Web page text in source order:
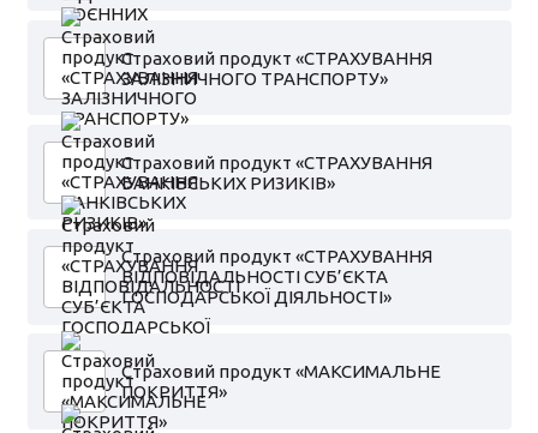
Страховий продукт «СТРАХУВАННЯ
ЗАЛІЗНИЧНОГО ТРАНСПОРТУ»
Страховий продукт «СТРАХУВАННЯ
БАНКІВСЬКИХ РИЗИКІВ»
Страховий продукт «СТРАХУВАННЯ
ВІДПОВІДАЛЬНОСТІ СУБ’ЄКТА
ГОСПОДАРСЬКОЇ ДІЯЛЬНОСТІ»
Страховий продукт «МАКСИМАЛЬНЕ
ПОКРИТТЯ»